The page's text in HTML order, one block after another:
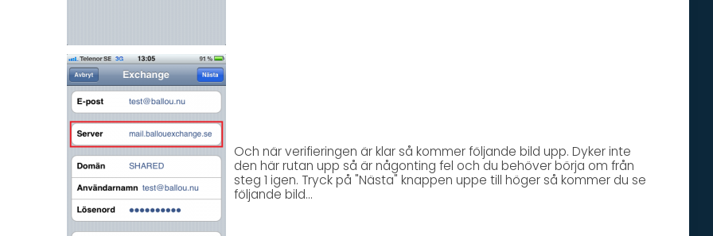
Och när verifieringen är klar så kommer följande bild upp. Dyker inte
den här rutan upp så är någonting fel och du behöver börja om från
steg 1 igen. Tryck på "Nästa" knappen uppe till höger så kommer du se
följande bild...